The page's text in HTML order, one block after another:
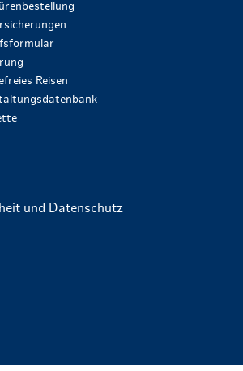
Reisen
und Datenschutz